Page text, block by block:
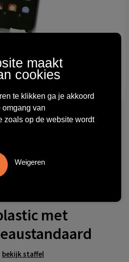
van
met
bekijk staffel
maakt
cookies
te klikken ga je akkoord
omgang van
zoals op de website wordt
Weigeren